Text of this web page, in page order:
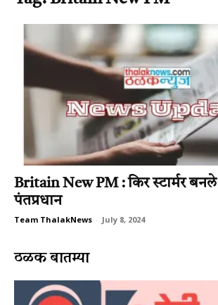
Britain New PM : किर स्‍टार्मर बनले
पंतप्रधान
Team ThalakNews - July 8, 2024
ठळक बातम्या